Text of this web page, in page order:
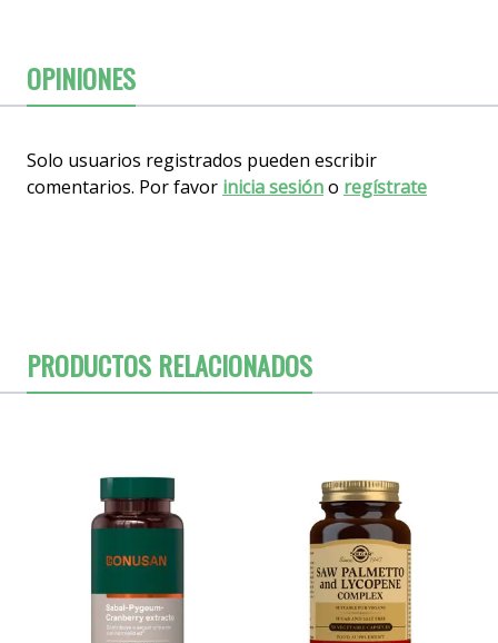
OPINIONES
Solo usuarios registrados pueden escribir
comentarios. Por favor inicia sesióno regístrate
PRODUCTOS RELACIONADOS